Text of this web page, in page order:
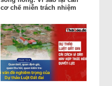
cơ chế miễn trách nhiệm